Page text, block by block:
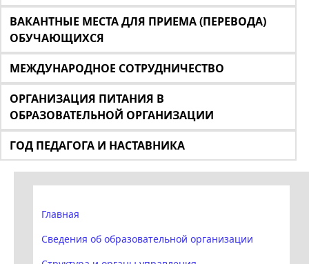
ВАКАНТНЫЕ МЕСТА ДЛЯ ПРИЕМА (ПЕРЕВОДА)
ОБУЧАЮЩИХСЯ
МЕЖДУНАРОДНОЕ СОТРУДНИЧЕСТВО
ОРГАНИЗАЦИЯ ПИТАНИЯ В
ОБРАЗОВАТЕЛЬНОЙ ОРГАНИЗАЦИИ
ГОД ПЕДАГОГА И НАСТАВНИКА
Главная
Сведения об образовательной организации